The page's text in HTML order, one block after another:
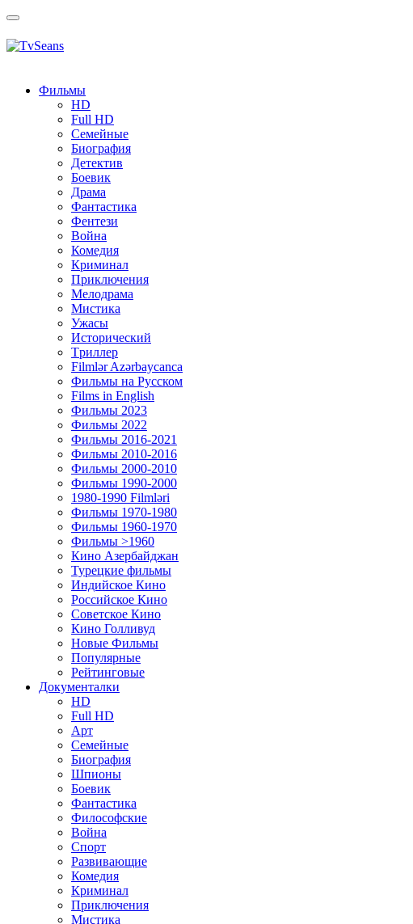
Toggle
Фильмы
HD
Full HD
Семейные
Биография
Детектив
Боевик
Драма
Фантастика
Фентези
Война
Комедия
Криминал
Приключения
Мелодрама
Мистика
Ужасы
Исторический
Tриллер
Filmlər Azərbaycanca
Фильмы на Русском
Films in English
Фильмы 2023
Фильмы 2022
Фильмы 2016-2021
Фильмы 2010-2016
Фильмы 2000-2010
Фильмы 1990-2000
1980-1990 Filmləri
Фильмы 1970-1980
Фильмы 1960-1970
Фильмы >1960
Кино Азербайджан
Турецкие фильмы
Индийское Кино
Российское Кино
Советское Кино
Кино Голливуд
Новые Фильмы
Популярные
Рейтинговые
Документалки
HD
Full HD
Арт
Семейные
Биография
Шпионы
Боевик
Фантастика
Философские
Война
Спорт
Развивающие
Комедия
Криминал
Приключения
Мистика